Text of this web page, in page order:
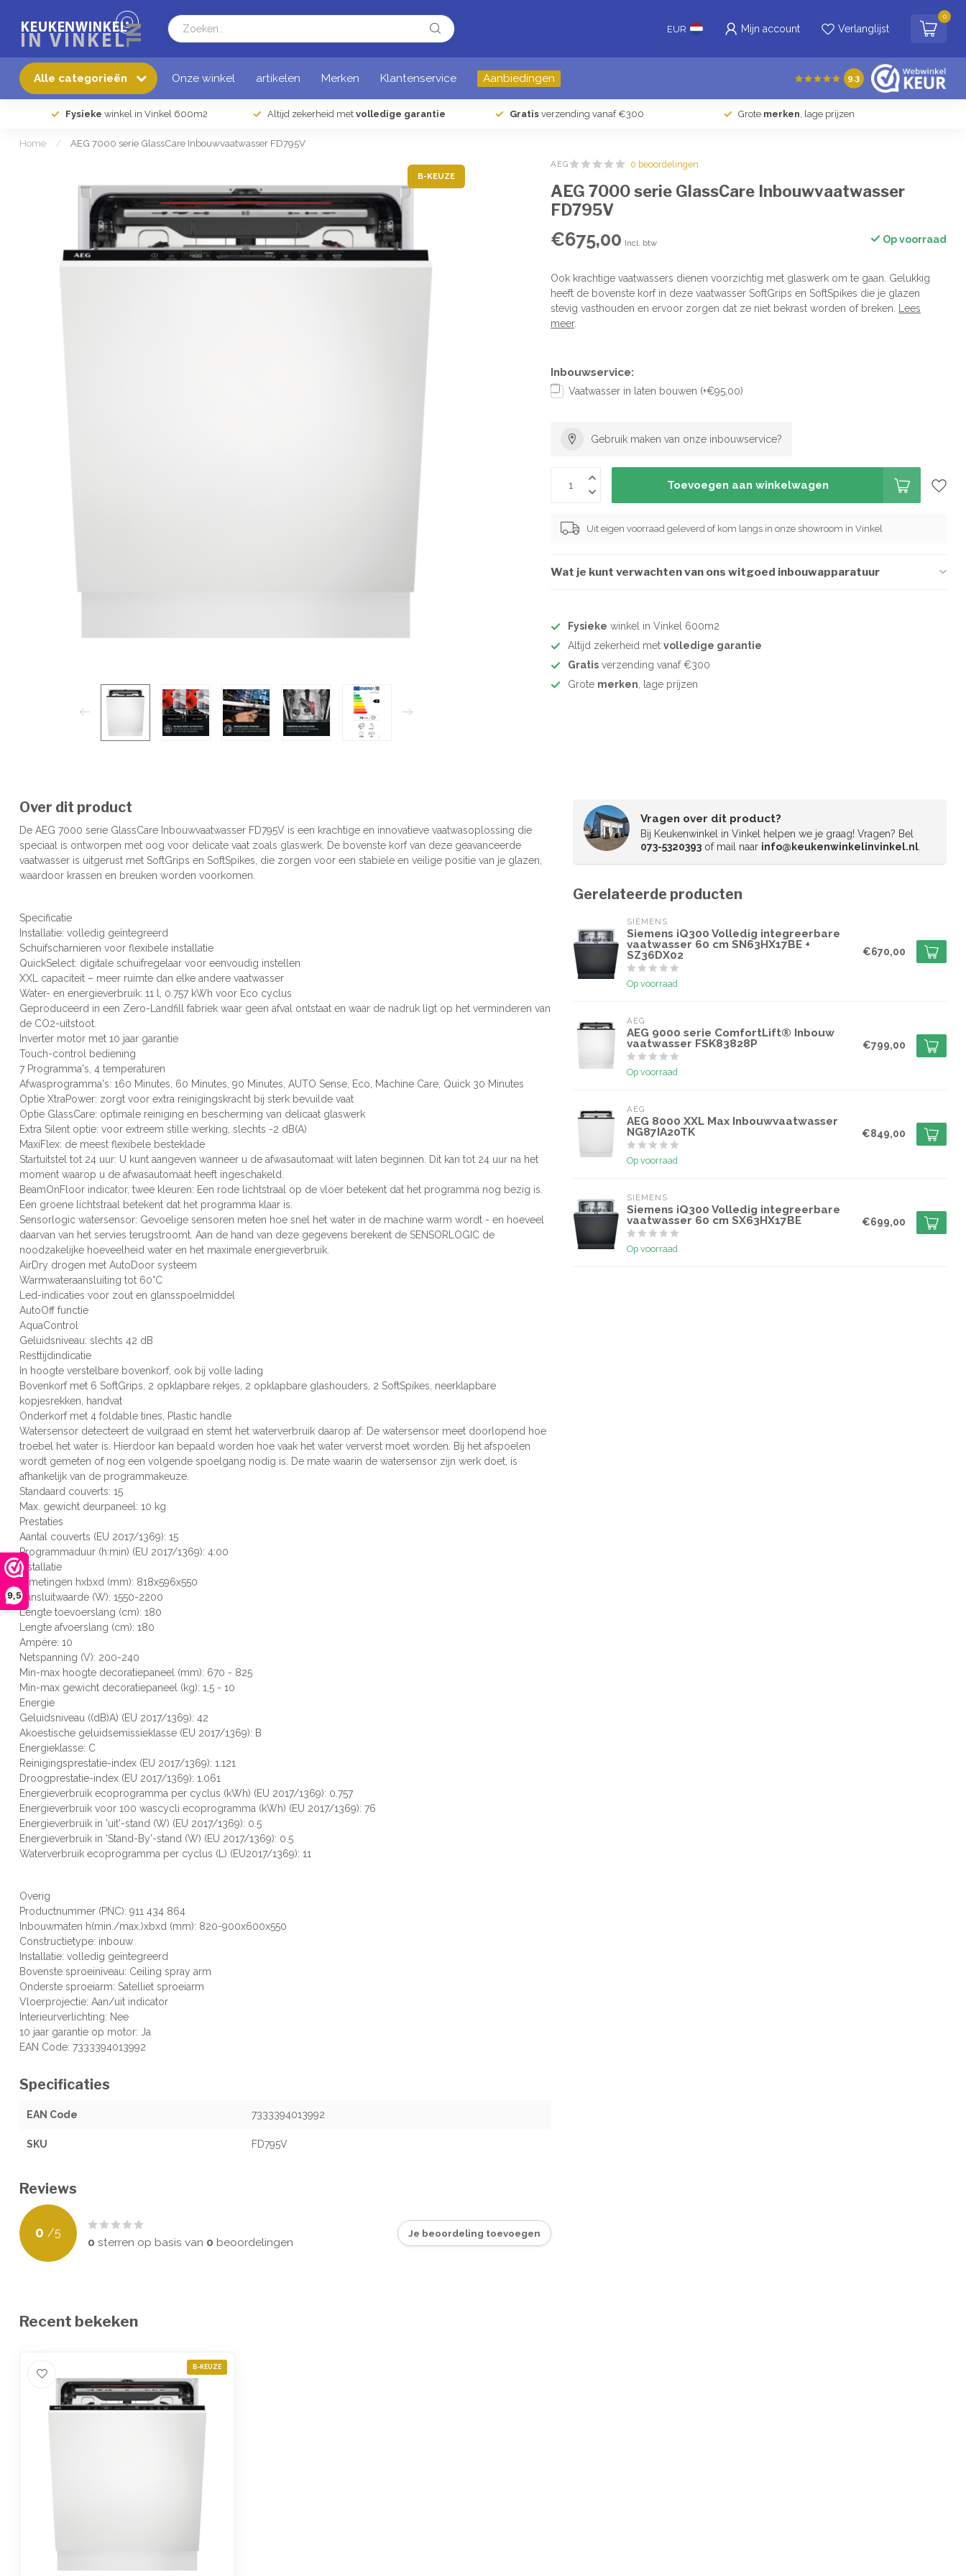
9,5
EUR Mijn account Verlanglijst
0
Alle categorieën Onze winkel artikelen Merken Klantenservice Aanbiedingen 9.3
Fysieke winkel in Vinkel 600m2 Altijd zekerheid met volledige garantie Gratisverzending vanaf €300 Grote merken, lage prijzen
Home / AEG 7000 serie GlassCare Inbouwvaatwasser FD795V
B-KEUZE
AEG 0 beoordelingen
AEG 7000 serie GlassCare Inbouwvaatwasser
FD795V
€675,00 Incl. btw Op voorraad
Ook krachtige vaatwassers dienen voorzichtig met glaswerk om te gaan. Gelukkig
heeft de bovenste korf in deze vaatwasser SoftGrips en SoftSpikes die je glazen
stevig vasthouden en ervoor zorgen dat ze niet bekrast worden of breken.
Lees
meer.
Inbouwservice:
Vaatwasser in laten bouwen (+€95,00)
Gebruik maken van onze inbouwservice?
Toevoegen aan winkelwagen
Uit eigen voorraad geleverd of kom langs in onze showroom in Vinkel
Wat je kunt verwachten van ons witgoed inbouwapparatuur
Fysieke winkel in Vinkel 600m2
Altijd zekerheid metvolledige garantie
Gratis verzending vanaf €300
Grote merken , lage prijzen
Over dit product
De AEG 7000 serie GlassCare Inbouwvaatwasser FD795V is een krachtige en innovatieve vaatwasoplossing die
speciaal is ontworpen met oog voor delicate vaat zoals glaswerk. De bovenste korf van deze geavanceerde
vaatwasser is uitgerust met SoftGrips en SoftSpikes, die zorgen voor een stabiele en veilige positie van je glazen,
waardoor krassen en breuken worden voorkomen.
Specificatie
Installatie: volledig geïntegreerd
Schuifscharnieren voor flexibele installatie
QuickSelect: digitale schuifregelaar voor eenvoudig instellen
XXL capaciteit – meer ruimte dan elke andere vaatwasser
Water- en energieverbruik: 11 l, 0.757 kWh voor Eco cyclus
Geproduceerd in een Zero-Landfill fabriek waar geen afval ontstaat en waar de nadruk ligt op het verminderen van
de CO2-uitstoot.
Inverter motor met 10 jaar garantie
Touch-control bediening
7 Programma's, 4 temperaturen
Afwasprogramma's: 160 Minutes, 60 Minutes, 90 Minutes, AUTO Sense, Eco, Machine Care, Quick 30 Minutes
Optie XtraPower: zorgt voor extra reinigingskracht bij sterk bevuilde vaat
Optie GlassCare: optimale reiniging en bescherming van delicaat glaswerk
Extra Silent optie: voor extreem stille werking, slechts -2 dB(A)
MaxiFlex: de meest flexibele besteklade
Startuitstel tot 24 uur: U kunt aangeven wanneer u de afwasautomaat wilt laten beginnen. Dit kan tot 24 uur na het
moment waarop u de afwasautomaat heeft ingeschakeld.
BeamOnFloor indicator, twee kleuren: Een rode lichtstraal op de vloer betekent dat het programma nog bezig is.
Een groene lichtstraal betekent dat het programma klaar is.
Sensorlogic watersensor: Gevoelige sensoren meten hoe snel het water in de machine warm wordt - en hoeveel
daarvan van het servies terugstroomt. Aan de hand van deze gegevens berekent de SENSORLOGIC de
noodzakelijke hoeveelheid water en het maximale energieverbruik.
AirDry drogen met AutoDoor systeem
Warmwateraansluiting tot 60°C
Led-indicaties voor zout en glansspoelmiddel
AutoOff functie
AquaControl
Geluidsniveau: slechts 42 dB
Resttijdindicatie
In hoogte verstelbare bovenkorf, ook bij volle lading
Bovenkorf met 6 SoftGrips, 2 opklapbare rekjes, 2 opklapbare glashouders, 2 SoftSpikes, neerklapbare
kopjesrekken, handvat
Onderkorf met 4 foldable tines, Plastic handle
Watersensor detecteert de vuilgraad en stemt het waterverbruik daarop af: De watersensor meet doorlopend hoe
troebel het water is. Hierdoor kan bepaald worden hoe vaak het water ververst moet worden. Bij het afspoelen
wordt gemeten of nog een volgende spoelgang nodig is. De mate waarin de watersensor zijn werk doet, is
afhankelijk van de programmakeuze.
Standaard couverts: 15
Max. gewicht deurpaneel: 10 kg
Prestaties
Aantal couverts (EU 2017/1369): 15
Programmaduur (h:min) (EU 2017/1369): 4:00
Installatie
Afmetingen hxbxd (mm): 818x596x550
Aansluitwaarde (W): 1550-2200
Lengte toevoerslang (cm): 180
Lengte afvoerslang (cm): 180
Ampère: 10
Netspanning (V): 200-240
Min-max hoogte decoratiepaneel (mm): 670 - 825
Min-max gewicht decoratiepaneel (kg): 1,5 - 10
Energie
Geluidsniveau ((dB)A) (EU 2017/1369): 42
Akoestische geluidsemissieklasse (EU 2017/1369): B
Energieklasse: C
Reinigingsprestatie-index (EU 2017/1369): 1.121
Droogprestatie-index (EU 2017/1369): 1.061
Energieverbruik ecoprogramma per cyclus (kWh) (EU 2017/1369): 0.757
Energieverbruik voor 100 wascycli ecoprogramma (kWh) (EU 2017/1369): 76
Energieverbruik in 'uit'-stand (W) (EU 2017/1369): 0.5
Energieverbruik in 'Stand-By'-stand (W) (EU 2017/1369): 0.5
Waterverbruik ecoprogramma per cyclus (L) (EU2017/1369): 11
Overig
Productnummer (PNC): 911 434 864
Inbouwmaten h(min./max.)xbxd (mm): 820-900x600x550
Constructietype: inbouw
Installatie: volledig geïntegreerd
Bovenste sproeiniveau: Ceiling spray arm
Onderste sproeiarm: Satelliet sproeiarm
Vloerprojectie: Aan/uit indicator
Interieurverlichting: Nee
10 jaar garantie op motor: Ja
EAN Code: 7333394013992
Specificaties
EAN Code 7333394013992
SKU FD795V
Reviews
0 /5
0 sterren op basis van 0 beoordelingen
Je beoordeling toevoegen
Vragen over dit product?
Bij Keukenwinkel in Vinkel helpen we je graag! Vragen? Bel
073-5320393 of mail naar info@keukenwinkelinvinkel.nl
Gerelateerde producten
SIEMENS
Siemens iQ300 Volledig integreerbare
vaatwasser 60 cm SN63HX17BE +
SZ36DX02
Op voorraad
€670,00
AEG
AEG 9000 serie ComfortLift® Inbouw
vaatwasser FSK83828P
Op voorraad
€799,00
AEG
AEG 8000 XXL Max Inbouwvaatwasser
NG87IA20TK
Op voorraad
€849,00
SIEMENS
Siemens iQ300 Volledig integreerbare
vaatwasser 60 cm SX63HX17BE
Op voorraad
€699,00
Recent bekeken
B-KEUZE